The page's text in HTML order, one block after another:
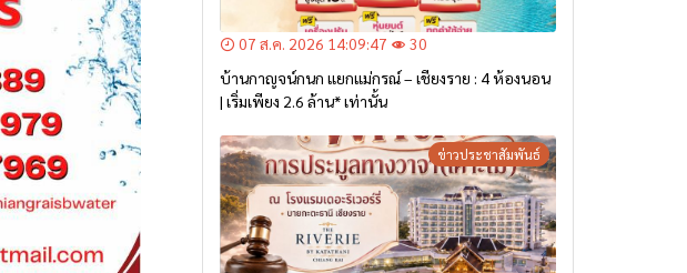
07 ส.ค. 2026 14:09:47
30
บ้านกาญจน์กนก แยกแม่กรณ์ – เชียงราย : 4 ห้องนอน
| เริ่มเพียง 2.6 ล้าน* เท่านั้น
ข่าวประชาสัมพันธ์